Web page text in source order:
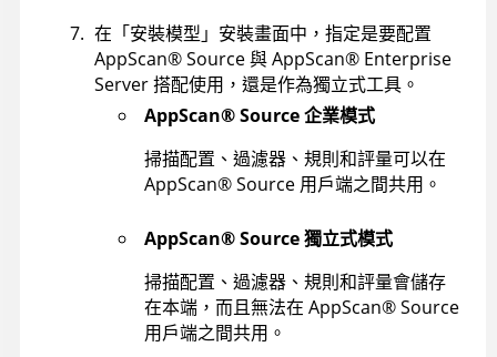
在「安裝模型」安裝畫面中，指定是要配置
AppScan®Source與AppScan® Enterprise
Server搭配使用，還是作為獨立式工具。
AppScan®Source企業模式
掃描配置、過濾器、規則和評量可以在
AppScan®Source 用戶端之間共用。
AppScan®Source獨立式模式
掃描配置、過濾器、規則和評量會儲存
在本端，而且無法在 AppScan®Source
用戶端之間共用。